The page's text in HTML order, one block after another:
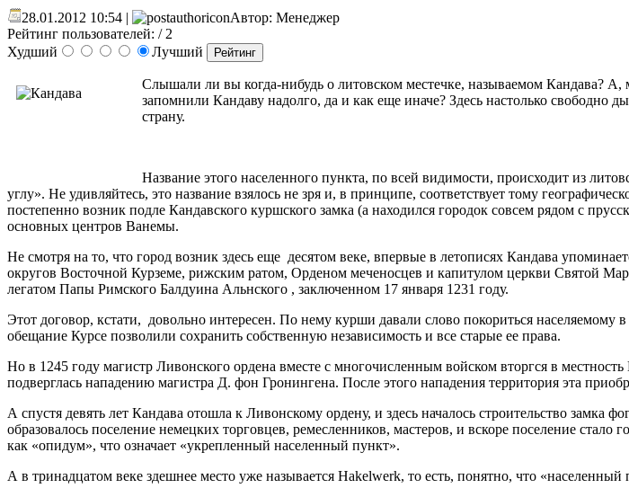
28.01.2012 10:54 |
Автор: Менеджер
Рейтинг пользователей: / 2
Худший
Лучший
Слышали ли вы когда-нибудь о литовском местечке, называемом Кандава?
запомнили Кандаву надолго, да и как еще иначе? Здесь настолько свободно
страну.
Название этого населенного пункта, по всей видимости, происходит из
углу». Не удивляйтесь, это название взялось не зря и, в принципе, соответствует тому
постепенно возник подле Кандавского куршского замка (а находился городок совсем рядом с
основных центров Ванемы.
Не смотря на то, что город возник здесь еще десятом веке, впервые в летописях Кандава
округов Восточной Курземе, рижским ратом, Орденом меченосцев и капитулом церкви Святой
легатом Папы Римского Балдуина Альнского , заключенном 17 января 1231 году.
Этот договор, кстати, довольно интересен. По нему курши давали слово покориться
обещание Курсе позволили сохранить собственную независимость и все старые ее права.
Но в 1245 году магистр Ливонского ордена вместе с многочисленным войском вторгся в
подверглась нападению магистра Д. фон Гронингена. После этого нападения территория эта
А спустя девять лет Кандава отошла к Ливонскому ордену, и здесь началось строительство замка
образовалось поселение немецких торговцев, ремесленников, мастеров, и вскоре поселение
как «опидум», что означает «укрепленный населенный пункт».
А в тринадцатом веке здешнее место уже называется Hakelwerk, то есть, понятно, что